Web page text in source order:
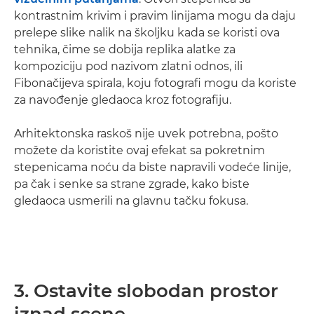
kontrastnim krivim i pravim linijama mogu da daju
prelepe slike nalik na školjku kada se koristi ova
tehnika, čime se dobija replika alatke za
kompoziciju pod nazivom zlatni odnos, ili
Fibonačijeva spirala, koju fotografi mogu da koriste
za navođenje gledaoca kroz fotografiju.
Arhitektonska raskoš nije uvek potrebna, pošto
možete da koristite ovaj efekat sa pokretnim
stepenicama noću da biste napravili vodeće linije,
pa čak i senke sa strane zgrade, kako biste
gledaoca usmerili na glavnu tačku fokusa.
3. Ostavite slobodan prostor